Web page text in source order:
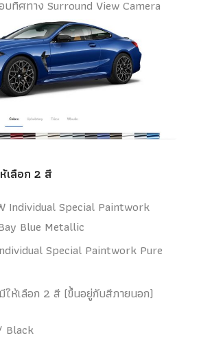
ทิศทาง Surround View Camera
เลือก 2 สี
Individual Special Paintwork
Blue Metallic
Special Paintwork Pure
ให้เลือก 2 สี (ขึ้นอยู่กับสีภายนอก)
Black